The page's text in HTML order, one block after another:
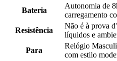
Bateria
Autonomia de
carregamento
Resistência
Não é à prova
líquidos e
Para
Relógio
com estilo